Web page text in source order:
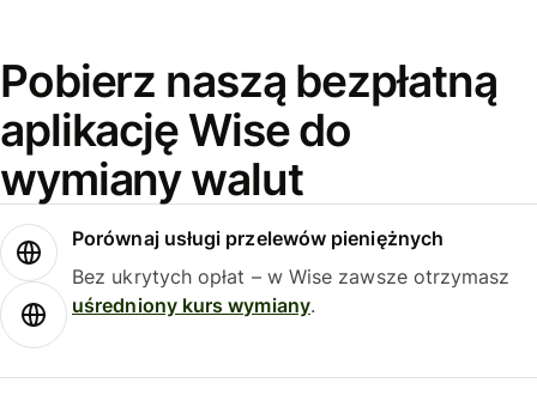
Pobierz naszą bezpłatną
aplikację Wise do
wymiany walut
Porównaj usługi przelewów pieniężnych
Bez ukrytych opłat – w Wise zawsze otrzymasz
uśredniony kurs wymiany.